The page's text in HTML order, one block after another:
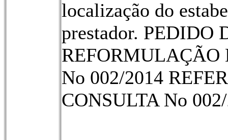
localização do
prestador. PEDIDO
REFORMULAÇÃO
No 002/2014
CONSULTA No